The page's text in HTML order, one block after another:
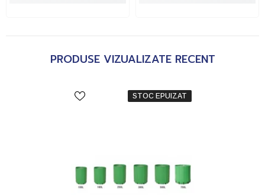
PRODUSE VIZUALIZATE RECENT
STOC EPUIZAT